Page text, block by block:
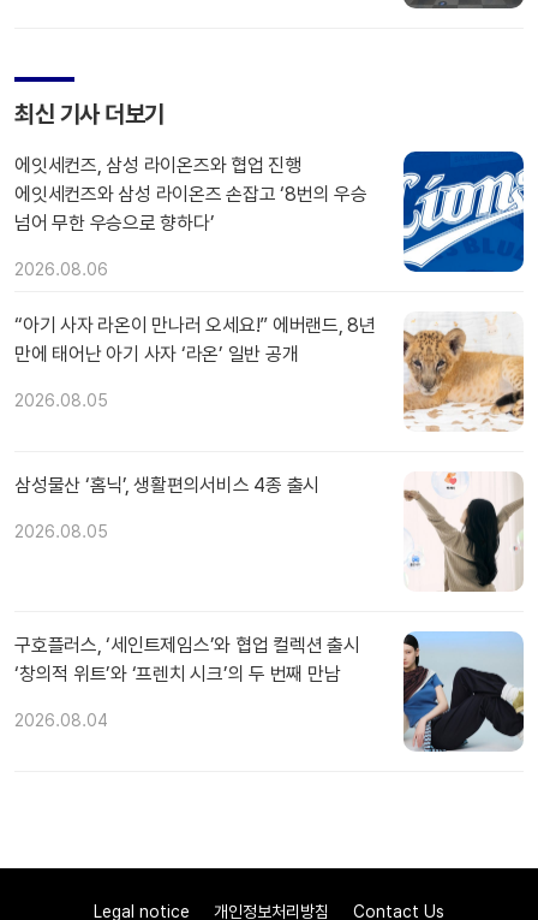
최신 기사 더보기
에잇세컨즈, 삼성 라이온즈와 협업 진행
에잇세컨즈와 삼성 라이온즈 손잡고 ‘8번의 우승
넘어 무한 우승으로 향하다’
2026.08.06
“아기 사자 라온이 만나러 오세요!” 에버랜드, 8년
만에 태어난 아기 사자 ‘라온’ 일반 공개
2026.08.05
삼성물산 ‘홈닉’, 생활편의서비스 4종 출시
2026.08.05
구호플러스, ‘세인트제임스’와 협업 컬렉션 출시
‘창의적 위트’와 ‘프렌치 시크’의 두 번째 만남
2026.08.04
Legal notice 개인정보처리방침 Contact Us